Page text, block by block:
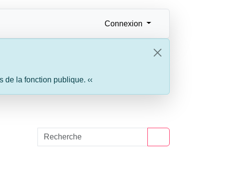
Connexion
de la fonction publique. ‹‹